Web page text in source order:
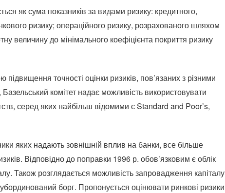
як сума показників за видами ризику: кредитного,
ризику; операційного ризику, розрахованого шляхом
величину до мінімального коефіцієнта покриття ризику
підвищення точності оцінки ризиків, пов’язаних з різними
Базельський комітет надає можливість використовувати
серед яких найбільш відомими є Standard and Poor’s,
яких надають зовнішній вплив на банки, все більше
Відповідно до поправки 1996 р. обов’язковим є облік
Також розглядається можливість запровадження капіталу
борг. Пропонується оцінювати ринкові ризики